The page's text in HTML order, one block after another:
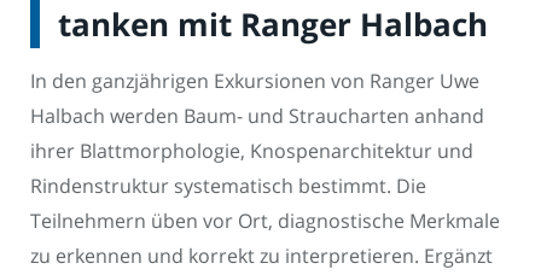
tanken mit Ranger Halbach
In den ganzjährigen Exkursionen von Ranger Uwe
Halbach werden Baum- und Straucharten anhand
ihrer Blattmorphologie, Knospenarchitektur und
Rindenstruktur systematisch bestimmt. Die
Teilnehmern üben vor Ort, diagnostische Merkmale
zu erkennen und korrekt zu interpretieren. Ergänzt